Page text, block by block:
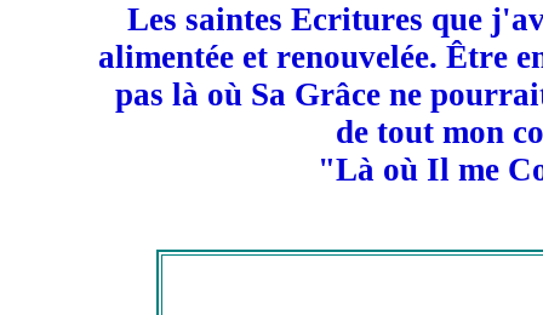
Les saintes Ecritures que
alimentée et renouvelée. Être
pas là où Sa Grâce ne
de tout mon
"Là où Il me